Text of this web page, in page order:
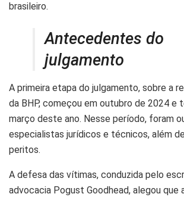
brasileiro.
Antecedentes do
julgamento
A primeira etapa do julgamento, sobre a
da BHP, começou em outubro de 2024 e
março deste ano. Nesse período, foram
especialistas jurídicos e técnicos, além
peritos.
A defesa das vítimas, conduzida pelo
advocacia Pogust Goodhead, alegou que